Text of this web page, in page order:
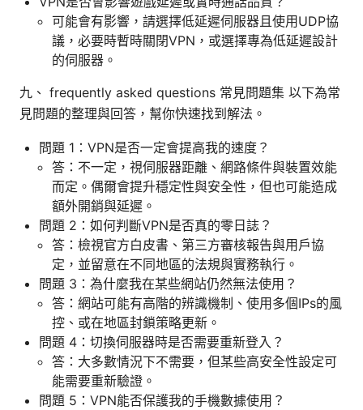
可能會有影響，請選擇低延遲伺服器且使用UDP協
議，必要時暫時關閉VPN，或選擇專為低延遲設計
的伺服器。
九、 frequently asked questions 常見問題集 以下為常
見問題的整理與回答，幫你快速找到解法。
問題 1：VPN是否一定會提高我的速度？
答：不一定，視伺服器距離、網路條件與裝置效能
而定。偶爾會提升穩定性與安全性，但也可能造成
額外開銷與延遲。
問題 2：如何判斷VPN是否真的零日誌？
答：檢視官方白皮書、第三方審核報告與用戶協
定，並留意在不同地區的法規與實務執行。
問題 3：為什麼我在某些網站仍然無法使用？
答：網站可能有高階的辨識機制、使用多個IPs的風
控、或在地區封鎖策略更新。
問題 4：切換伺服器時是否需要重新登入？
答：大多數情況下不需要，但某些高安全性設定可
能需要重新驗證。
問題 5：VPN能否保護我的手機數據使用？